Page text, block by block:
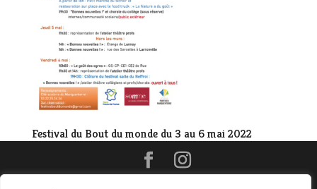
Festival du Bout du monde du 3 au 6 mai 2022